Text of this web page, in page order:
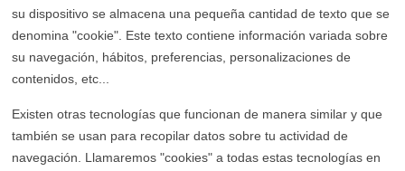
su dispositivo se almacena una pequeña cantidad de texto que se
denomina "cookie". Este texto contiene información variada sobre
su navegación, hábitos, preferencias, personalizaciones de
contenidos, etc...
Existen otras tecnologías que funcionan de manera similar y que
también se usan para recopilar datos sobre tu actividad de
navegación. Llamaremos "cookies" a todas estas tecnologías en